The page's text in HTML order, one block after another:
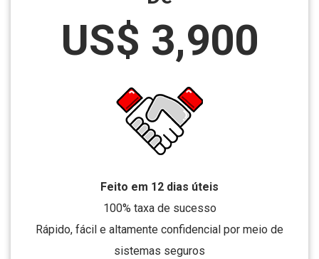
US$ 3,900
Feito em 12 dias úteis
100% taxa de sucesso
Rápido, fácil e altamente confidencial por meio de
sistemas seguros